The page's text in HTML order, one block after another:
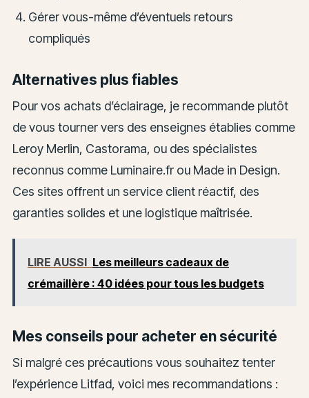
Gérer vous-même d’éventuels retours
compliqués
Alternatives plus fiables
Pour vos achats d’éclairage, je recommande plutôt
de vous tourner vers des enseignes établies comme
Leroy Merlin, Castorama, ou des spécialistes
reconnus comme Luminaire.fr ou Made in Design.
Ces sites offrent un service client réactif, des
garanties solides et une logistique maîtrisée.
LIRE AUSSI Les meilleurs cadeaux de
crémaillère : 40 idées pour tous les budgets
Mes conseils pour acheter en sécurité
Si malgré ces précautions vous souhaitez tenter
l’expérience Litfad, voici mes recommandations :